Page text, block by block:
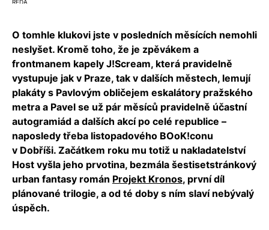
O tomhle klukovi jste v posledních měsících nemohli
neslyšet. Kromě toho, že je zpěvákem a
frontmanem kapely J!Scream, která pravidelně
vystupuje jak v Praze, tak v dalších městech, lemují
plakáty s Pavlovým obličejem eskalátory pražského
metra a Pavel se už pár měsíců pravidelně účastní
autogramiád a dalších akcí po celé republice –
naposledy třeba listopadového BOoK!conu
v Dobříši. Začátkem roku mu totiž u nakladatelství
Host vyšla jeho prvotina, bezmála šestisetstránkový
urban fantasy román Projekt Kronos, první díl
plánované trilogie, a od té doby s ním slaví nebývalý
úspěch.